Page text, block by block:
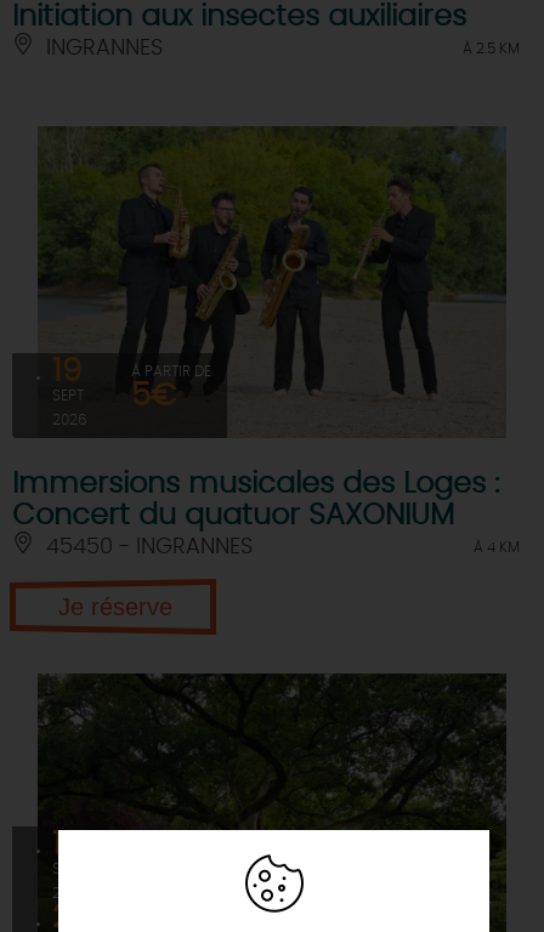
Initiation aux insectes auxiliaires
INGRANNES À 2.5 KM
19
SEPT
2026
À PARTIR DE
5€
Immersions musicales des Loges :
Concert du quatuor SAXONIUM
45450 - INGRANNES À 4 KM
Je réserve
SEPT
2026
20